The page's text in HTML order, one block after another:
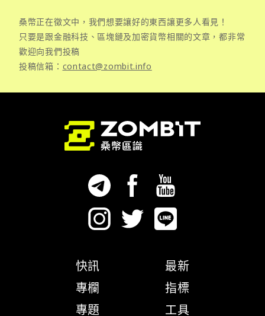
桑幣正在徵文中，我們想要讓好的東西讓更多人看見！
只要是跟金融科技、區塊鏈及加密貨幣相關的文章，都非常
歡迎向我們投稿
投稿信箱： contact@zombit.info
快訊
專欄
專題
最新
指標
工具